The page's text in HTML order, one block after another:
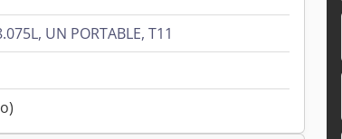
UN PORTABLE, T11